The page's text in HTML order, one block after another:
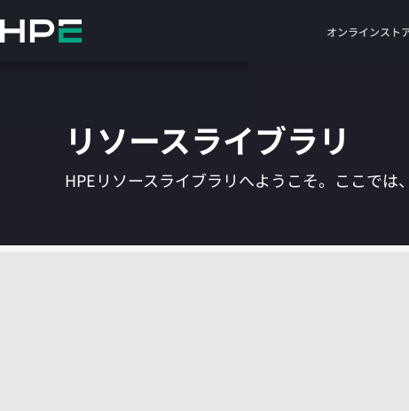
イ
ッ
オンラインスト
リソースライブラリ
HPEリソースライブラリへようこそ。ここでは